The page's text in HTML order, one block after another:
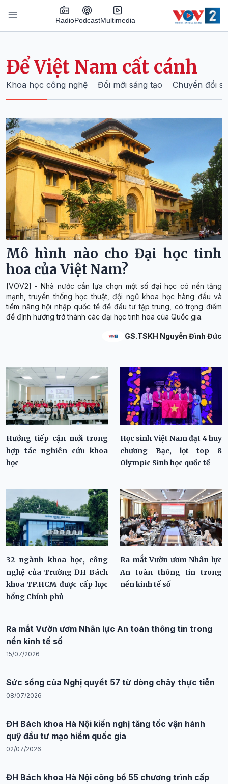
Nhảy đến nội dung
RadioPodcastMultimedia
Để Việt Nam cất cánh
Khoa học công nghệ Đổi mới sáng tạo Chuyển đổi số
Mô hình nào cho Đại học tinh
hoa của Việt Nam?
[VOV2] - Nhà nước cần lựa chọn một số đại học có nền tảng
mạnh, truyền thống học thuật, đội ngũ khoa học hàng đầu và
tiềm năng hội nhập quốc tế để đầu tư tập trung, có trọng điểm
để định hướng trở thành các đại học tinh hoa của Quốc gia.
GS.TSKH Nguyễn Đình Đức
Hướng tiếp cận mới trong
hợp tác nghiên cứu khoa
học
Học sinh Việt Nam đạt 4 huy
chương Bạc, lọt top 8
Olympic Sinh học quốc tế
32 ngành khoa học, công
nghệ của Trường ĐH Bách
khoa TP.HCM được cấp học
bổng Chính phủ
Ra mắt Vườn ươm Nhân lực
An toàn thông tin trong
nền kinh tế số
Ra mắt Vườn ươm Nhân lực An toàn thông tin trong
nền kinh tế số
15/07/2026
Sức sống của Nghị quyết 57 từ dòng chảy thực tiễn
08/07/2026
ĐH Bách khoa Hà Nội kiến nghị tăng tốc vận hành
quỹ đầu tư mạo hiểm quốc gia
02/07/2026
ĐH Bách khoa Hà Nội công bố 55 chương trình cấp